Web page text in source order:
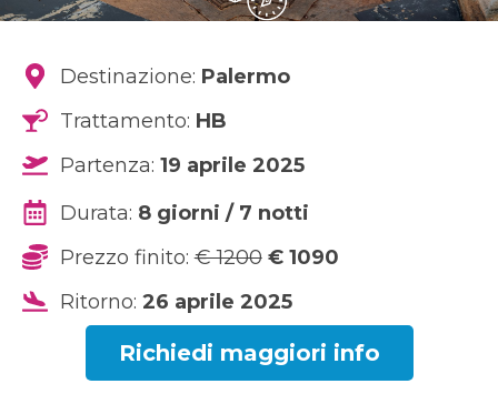
Destinazione: Palermo
Trattamento: HB
Partenza: 19 aprile 2025
Durata: 8 giorni / 7 notti
Prezzo finito:€ 1200 € 1090
Ritorno: 26 aprile 2025
Richiedi maggiori info